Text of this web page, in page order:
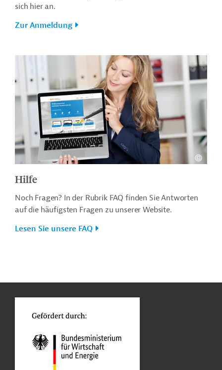
sich hier an.
Zur Anmeldung
Hilfe
Noch Fragen? In der Rubrik FAQ finden Sie Antworten
auf die häufigsten Fragen zu unserer Website.
Lesen Sie unsere FAQ